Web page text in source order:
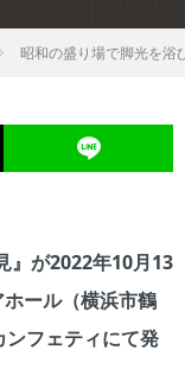
昭和の盛り場で脚光を浴
』が2022年10月13
ール（横浜市鶴
ンフェティにて発